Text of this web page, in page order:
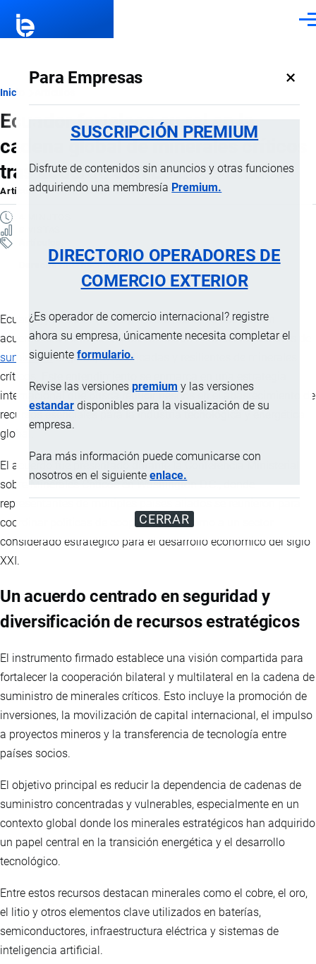
Para Empresas ×
SUSCRIPCIÓN PREMIUM
Disfrute de contenidos sin anuncios y otras funciones
adquiriendo una membresía Premium.
DIRECTORIO OPERADORES DE
COMERCIO EXTERIOR
¿Es operador de comercio internacional? registre
ahora su empresa, únicamente necesita completar el
siguienteformulario.
Revise las versionespremium y las versiones
estandar disponibles para la visualización de su
empresa.
Para más información puede comunicarse con
nosotros en el siguienteenlace.
CERRAR
Ruta
de
navegación
Inicio
Ecuador fortalece su rol en la
cadena global de minerales críticos
tras acuerdo con Estados Unidos
ArtículoporJaime Mise, 18 Mayo, 2026
Derecho Internacional
Ecuador, junto con varios países aliados, ha suscrito un
acuerdo con Estados Unidos orientado a fortalecer cadenas de
suministroseguras, diversificadas y resilientes de minerales
críticos. Este entendimiento se enmarca en una estrategia
internacional que busca reducir riesgos en el abastecimiento de
recursos esenciales para la industria tecnológica y energética
global.
El acuerdo fue presentado durante la Conferencia Ministerial
sobre Minerales Críticos en Washington D.C., donde
representantes de múltiples países aliados se reunieron para
coordinar políticas de cooperación en torno a un sector
considerado estratégico para el desarrollo económico del siglo
XXI.
Un acuerdo centrado en seguridad y
diversificación de recursos estratégicos
El instrumento firmado establece una visión compartida para
fortalecer la cooperación bilateral y multilateral en la cadena de
suministro de minerales críticos. Esto incluye la promoción de
inversiones, la movilización de capital internacional, el impulso
a proyectos mineros y la transferencia de tecnología entre
países socios.
El objetivo principal es reducir la dependencia de cadenas de
suministro concentradas y vulnerables, especialmente en un
contexto global donde los minerales estratégicos han adquirido
un papel central en la transición energética y el desarrollo
tecnológico.
Entre estos recursos destacan minerales como el cobre, el oro,
el litio y otros elementos clave utilizados en baterías,
semiconductores, infraestructura eléctrica y sistemas de
inteligencia artificial.